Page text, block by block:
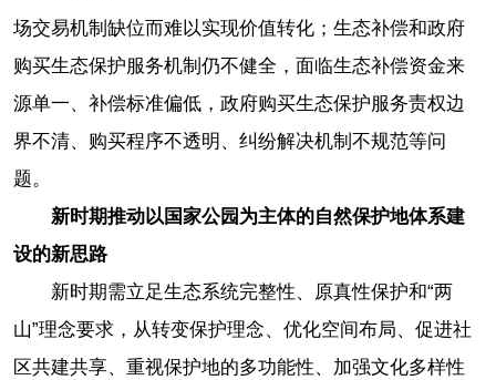
场交易机制缺位而难以实现价值转化；生态补偿和政府
购买生态保护服务机制仍不健全，面临生态补偿资金来
源单一、补偿标准偏低，政府购买生态保护服务责权边
界不清、购买程序不透明、纠纷解决机制不规范等问
题。
新时期推动以国家公园为主体的自然保护地体系建
设的新思路
新时期需立足生态系统完整性、原真性保护和“两
山”理念要求，从转变保护理念、优化空间布局、促进社
区共建共享、重视保护地的多功能性、加强文化多样性